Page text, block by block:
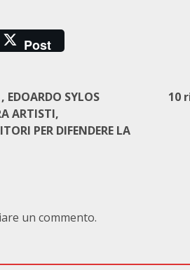
Post
SYLOS
ARTISTI,
PER DIFENDERE LA
10
un commento.